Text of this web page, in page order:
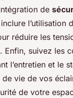
de
l’utilisation
réduire les
Enfin, suivez les
l’entretien et le
vie de vos
de votre